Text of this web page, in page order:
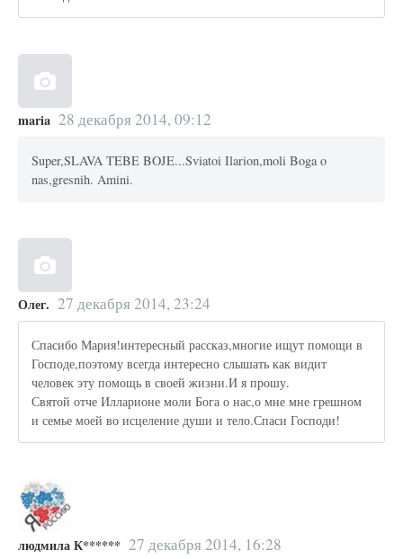
maria 28 декабря 2014, 09:12
Super,SLAVA TEBE BOJE...Sviatoi Ilarion,moli Boga o
nas,gresnih. Amini.
Олег. 27 декабря 2014, 23:24
Спасибо Мария!интересный рассказ,многие ищут помощи в
Господе,поэтому всегда интересно слышать как видит
человек эту помощь в своей жизни.И я прошу.
Святой отче Илларионе моли Бога о нас,о мне мне грешном
и семье моей во исцеление души и тело.Спаси Господи!
людмила К****** 27 декабря 2014, 16:28